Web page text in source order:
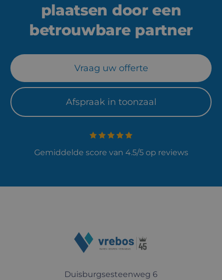
plaatsen door een
betrouwbare partner
Vraag uw offerte
Afspraak in toonzaal
Gemiddelde score van 4.5/5 op reviews
Duisburgsesteenweg 6